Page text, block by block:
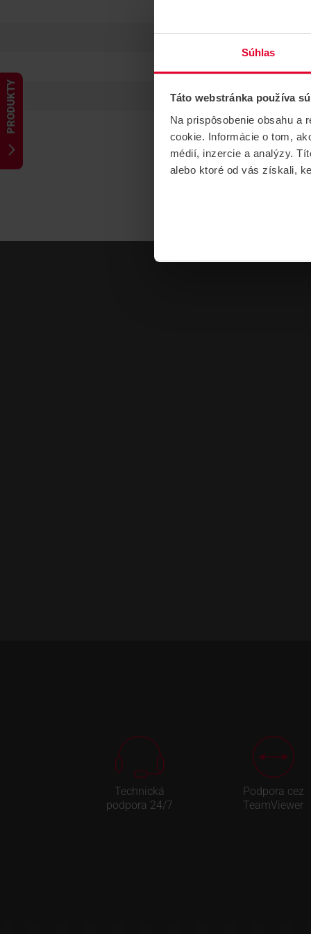
Súhlas
Táto webstránka používa
Na prispôsobenie obsahu a
cookie. Informácie o tom,
médií, inzercie a analýzy.
alebo ktoré od vás získali,
PRODUKTY
Technická
podpora 24/7
Podpora cez
TeamViewer